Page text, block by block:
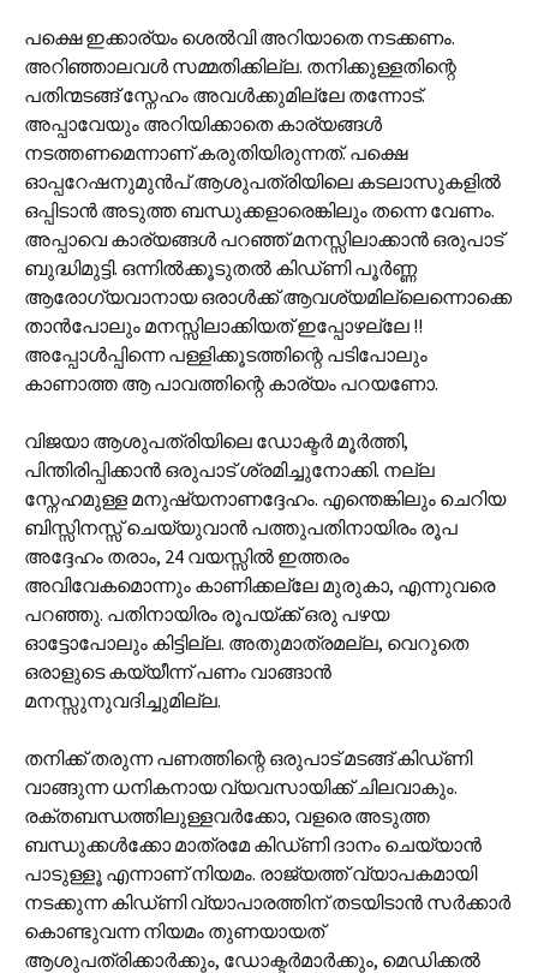
പക്ഷെ ഇക്കാര്യം ശെല്‍‌വി അറിയാതെ നടക്കണം.
അറിഞ്ഞാലവള്‍ സമ്മതിക്കില്ല. തനിക്കുള്ളതിന്റെ
പതിന്മടങ്ങ് സ്നേഹം അവള്‍ക്കുമില്ലേ തന്നോട്.
അപ്പാവേയും അറിയിക്കാതെ കാര്യങ്ങള്‍
നടത്തണമെന്നാണ് കരുതിയിരുന്നത്. പക്ഷെ
ഓപ്പറേഷനുമുന്‍പ് ആശുപത്രിയിലെ കടലാസുകളില്‍
ഒപ്പിടാന്‍ അടുത്ത ബന്ധുക്കളാരെങ്കിലും തന്നെ വേണം.
അപ്പാവെ കാര്യങ്ങള്‍ പറഞ്ഞ് മനസ്സിലാക്കാന്‍ ഒരുപാട്
ബുദ്ധിമുട്ടി. ഒന്നില്‍ക്കൂടുതല്‍ കിഡ്‌ണി പൂര്‍ണ്ണ
ആരോഗ്യവാനായ ഒരാള്‍ക്ക് ആവശ്യമില്ലെന്നൊക്കെ
താന്‍പോലും മനസ്സിലാക്കിയത് ഇപ്പോഴല്ലേ !!
അപ്പോള്‍പ്പിന്നെ പള്ളിക്കൂടത്തിന്റെ പടിപോലും
കാണാത്ത ആ പാവത്തിന്റെ കാര്യം പറയണോ.
വിജയാ ആശുപത്രിയിലെ ഡോക്ടര്‍ മൂര്‍ത്തി,
പിന്തിരിപ്പിക്കാന്‍ ഒരുപാട് ശ്രമിച്ചുനോക്കി. നല്ല
സ്നേഹമുള്ള മനുഷ്യനാണദ്ദേഹം. എന്തെങ്കിലും ചെറിയ
ബിസ്സിനസ്സ് ചെയ്യുവാന്‍ പത്തുപതിനായിരം രൂപ
അദ്ദേഹം തരാം, 24 വയസ്സില്‍ ഇത്തരം
അവിവേകമൊന്നും കാണിക്കല്ലേ മുരുകാ, എന്നുവരെ
പറഞ്ഞു. പതിനായിരം രൂപയ്ക്ക് ഒരു പഴയ
ഓട്ടോപോലും കിട്ടില്ല. അതുമാത്രമല്ല, വെറുതെ
ഒരാളുടെ കയ്യീന്ന് പണം വാങ്ങാന്‍
മനസ്സുനുവദിച്ചുമില്ല.
തനിക്ക് തരുന്ന പണത്തിന്റെ ഒരുപാട് മടങ്ങ് കിഡ്‌ണി
വാങ്ങുന്ന ധനികനായ വ്യവസായിക്ക് ചിലവാകും.
രക്തബന്ധത്തിലുള്ളവര്‍ക്കോ, വളരെ അടുത്ത
ബന്ധുക്കള്‍ക്കോ മാത്രമേ കിഡ്‌ണി ദാനം ചെയ്യാന്‍
പാടുള്ളൂ എന്നാണ് നിയമം. രാജ്യത്ത് വ്യാപകമായി
നടക്കുന്ന കിഡ്‌ണി വ്യാപാരത്തിന് തടയിടാന്‍ സര്‍ക്കാര്‍
കൊണ്ടുവന്ന നിയമം തുണയായത്
ആശുപത്രിക്കാര്‍ക്കും, ഡോക്ടര്‍മാര്‍ക്കും, മെഡിക്കല്‍